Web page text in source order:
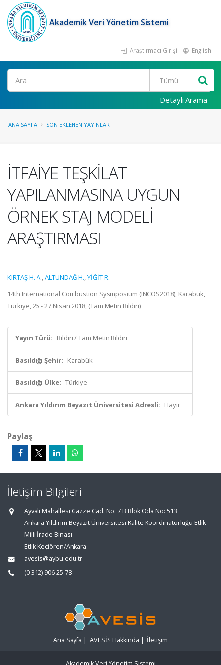
Akademik Veri Yönetim Sistemi
Araştırmacı Girişi English
Ara
Detaylı Arama
ANA SAYFA SON EKLENEN YAYINLAR
İTFAİYE TEŞKİLAT
YAPILANMASINA UYGUN
ÖRNEK STAJ MODELİ
ARAŞTIRMASI
KIRTAŞ H. A.,ALTUNDAĞ H.,YİĞİT R.
14th International Combustion Sysmposium (INCOS2018), Karabük,
Türkiye, 25 - 27 Nisan 2018, (Tam Metin Bildiri)
Yayın Türü: Bildiri / Tam Metin Bildiri
Basıldığı Şehir: Karabük
Basıldığı Ülke: Türkiye
Ankara Yıldırım Beyazıt Üniversitesi Adresli: Hayır
Paylaş
İletişim Bilgileri
Ayvalı Mahallesi Gazze Cad. No: 7 B Blok Oda No: 513
Ankara Yıldırım Beyazıt Üniversitesi Kalite Koordinatörlüğü Etlik
Milli İrade Binası
Etlik-Keçiören/Ankara
avesis@aybu.edu.tr
(0 312) 906 25 78
Ana Sayfa | AVESİS Hakkında | İletişim
Akademik Veri Yönetim Sistemi